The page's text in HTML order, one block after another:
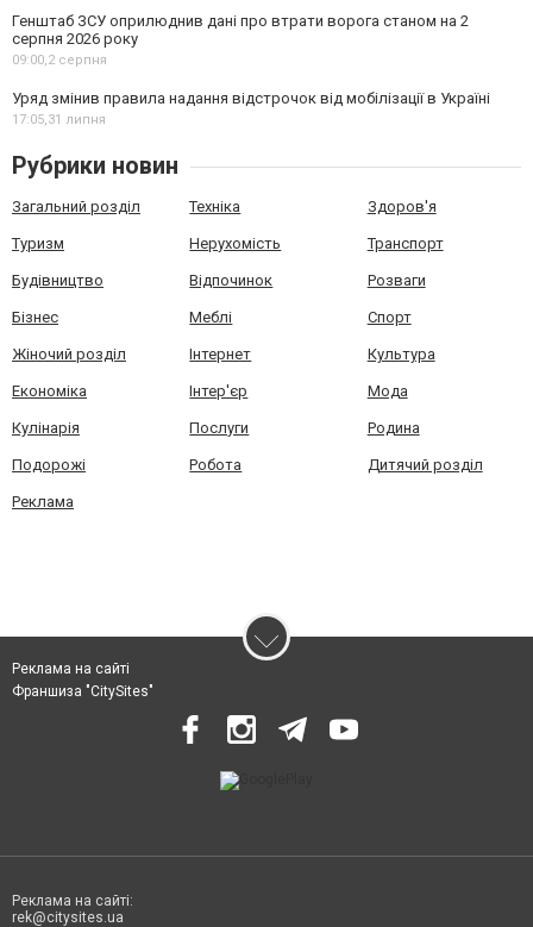
Генштаб ЗСУ оприлюднив дані про втрати ворога станом на 2
серпня 2026 року
09:00,2 серпня
Уряд змінив правила надання відстрочок від мобілізації в Україні
17:05,31 липня
Рубрики новин
Загальний розділ Техніка Здоров'я
Туризм Нерухомість Транспорт
Будівництво Відпочинок Розваги
Бізнес Меблі Спорт
Жіночий розділ Інтернет Культура
Економіка Інтер'єр Мода
Кулінарія Послуги Родина
Подорожі Робота Дитячий розділ
Реклама
Реклама на сайті
Франшиза "CitySites"
Реклама на сайті:
rek@citysites.ua